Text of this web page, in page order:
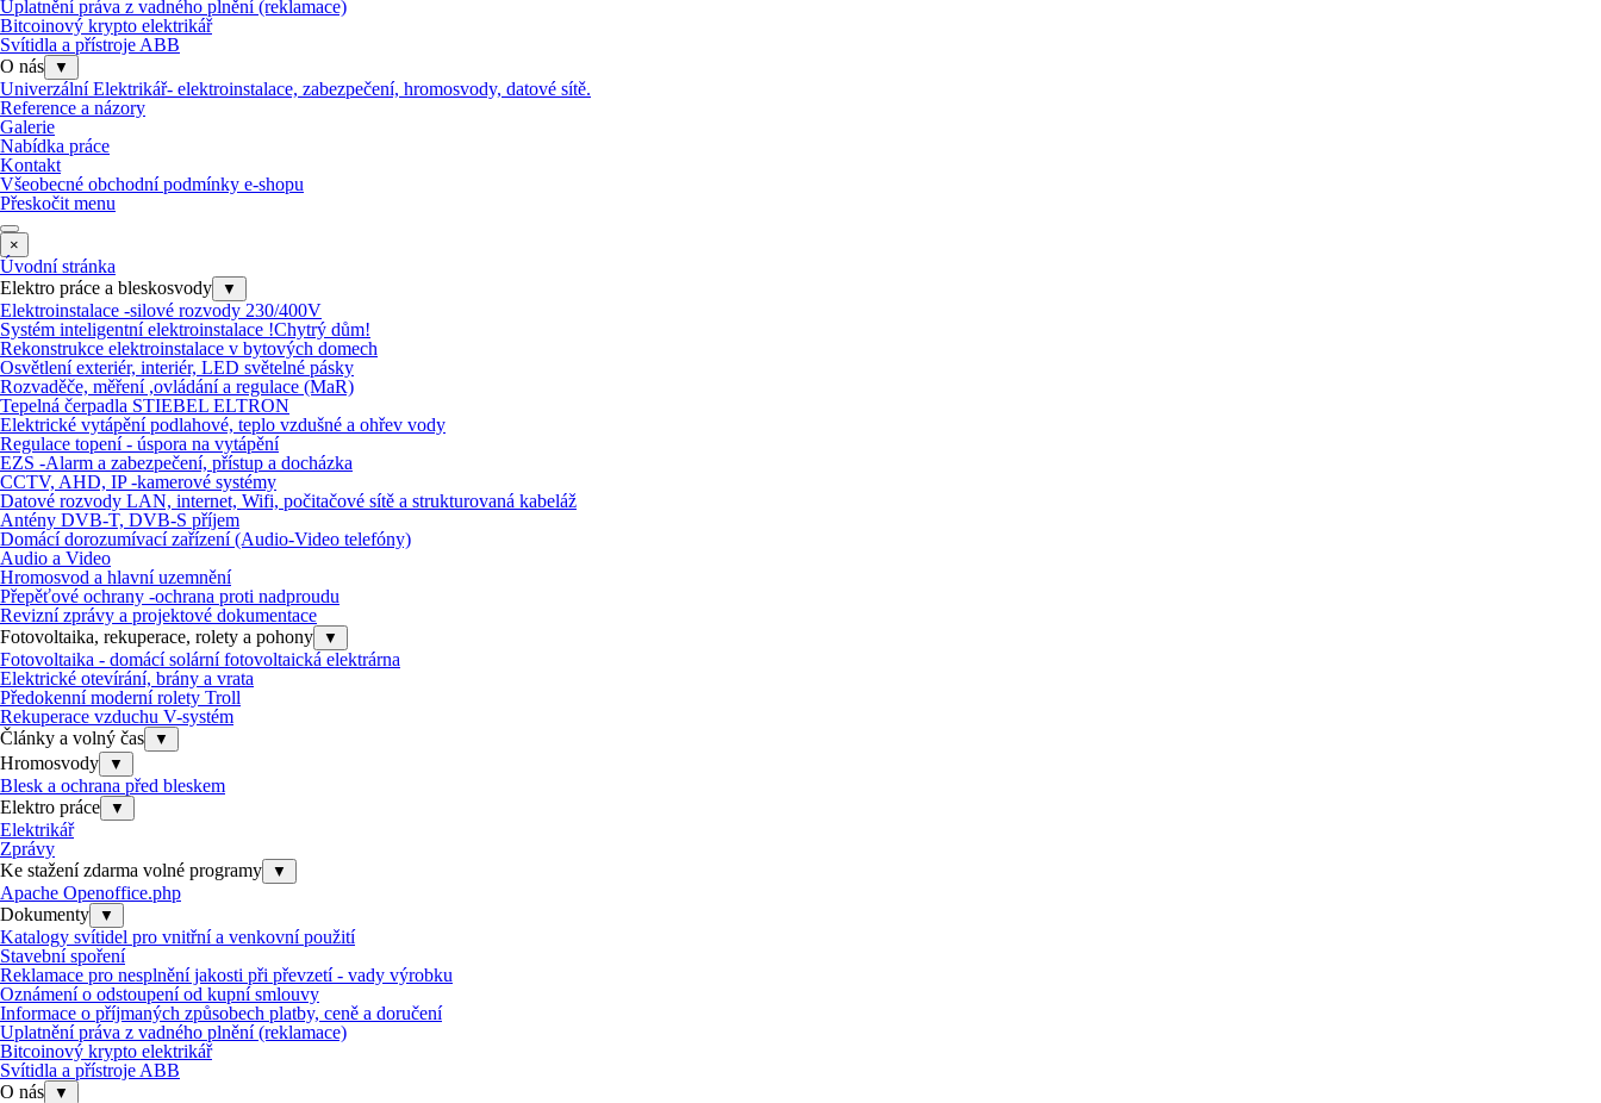
Uplatnění práva z vadného plnění (reklamace)
Bitcoinový krypto elektrikář
Svítidla a přístroje ABB
O nás
▼
Univerzální Elektrikář- elektroinstalace, zabezpečení, hromosvody, datové sítě.
Reference a názory
Galerie
Nabídka práce
Kontakt
Všeobecné obchodní podmínky e-shopu
Přeskočit menu
×
Úvodní stránka
Elektro práce a bleskosvody
▼
Elektroinstalace -silové rozvody 230/400V
Systém inteligentní elektroinstalace !Chytrý dům!
Rekonstrukce elektroinstalace v bytových domech
Osvětlení exteriér, interiér, LED světelné pásky
Rozvaděče, měření ,ovládání a regulace (MaR)
Tepelná čerpadla STIEBEL ELTRON
Elektrické vytápění podlahové, teplo vzdušné a ohřev vody
Regulace topení - úspora na vytápění
EZS -Alarm a zabezpečení, přístup a docházka
CCTV, AHD, IP -kamerové systémy
Datové rozvody LAN, internet, Wifi, počitačové sítě a strukturovaná kabeláž
Antény DVB-T, DVB-S příjem
Domácí dorozumívací zařízení (Audio-Video telefóny)
Audio a Video
Hromosvod a hlavní uzemnění
Přepěťové ochrany -ochrana proti nadproudu
Revizní zprávy a projektové dokumentace
Fotovoltaika, rekuperace, rolety a pohony
▼
Fotovoltaika - domácí solární fotovoltaická elektrárna
Elektrické otevírání, brány a vrata
Předokenní moderní rolety Troll
Rekuperace vzduchu V-systém
Články a volný čas
▼
Hromosvody ▼
Blesk a ochrana před bleskem
Elektro práce
▼
Elektrikář
Zprávy
Ke stažení zdarma volné programy
▼
Apache Openoffice.php
Dokumenty
▼
Katalogy svítidel pro vnitřní a venkovní použití
Stavební spoření
Reklamace pro nesplnění jakosti při převzetí - vady výrobku
Oznámení o odstoupení od kupní smlouvy
Informace o příjmaných způsobech platby, ceně a doručení
Uplatnění práva z vadného plnění (reklamace)
Bitcoinový krypto elektrikář
Svítidla a přístroje ABB
O nás
▼